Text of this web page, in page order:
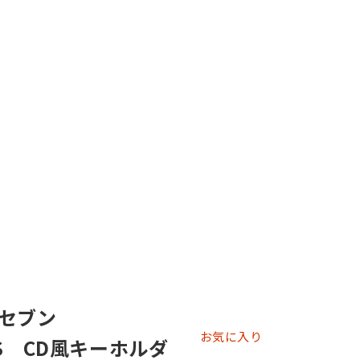
ブン
CD風キーホルダ
お気に入り